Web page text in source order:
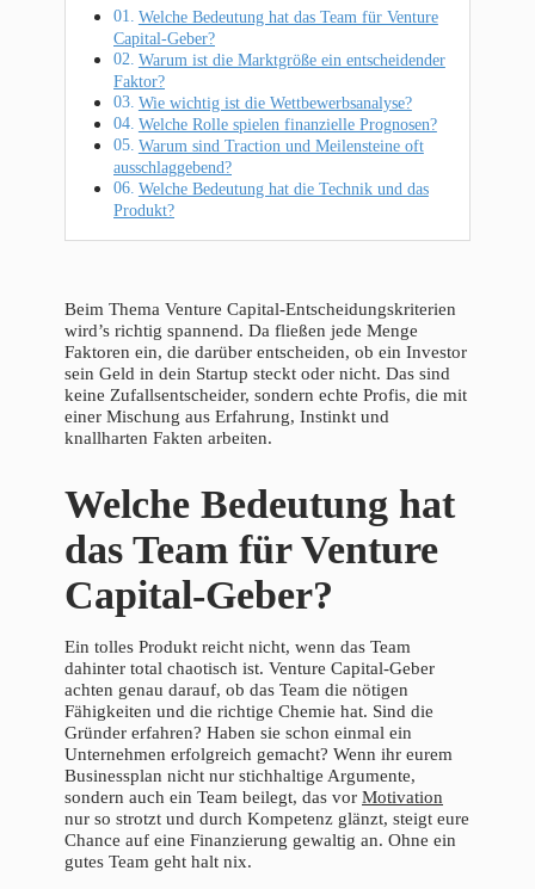
Welche Bedeutung hat das Team für Venture
Capital-Geber?
Warum ist die Marktgröße ein entscheidender
Faktor?
Wie wichtig ist die Wettbewerbsanalyse?
Welche Rolle spielen finanzielle Prognosen?
Warum sind Traction und Meilensteine oft
ausschlaggebend?
Welche Bedeutung hat die Technik und das
Produkt?
Beim Thema Venture Capital-Entscheidungskriterien
wird’s richtig spannend. Da fließen jede Menge
Faktoren ein, die darüber entscheiden, ob ein Investor
sein Geld in dein Startup steckt oder nicht. Das sind
keine Zufallsentscheider, sondern echte Profis, die mit
einer Mischung aus Erfahrung, Instinkt und
knallharten Fakten arbeiten.
Welche Bedeutung hat
das Team für Venture
Capital-Geber?
Ein tolles Produkt reicht nicht, wenn das Team
dahinter total chaotisch ist. Venture Capital-Geber
achten genau darauf, ob das Team die nötigen
Fähigkeiten und die richtige Chemie hat. Sind die
Gründer erfahren? Haben sie schon einmal ein
Unternehmen erfolgreich gemacht? Wenn ihr eurem
Businessplan nicht nur stichhaltige Argumente,
sondern auch ein Team beilegt, das vor Motivation
nur so strotzt und durch Kompetenz glänzt, steigt eure
Chance auf eine Finanzierung gewaltig an. Ohne ein
gutes Team geht halt nix.